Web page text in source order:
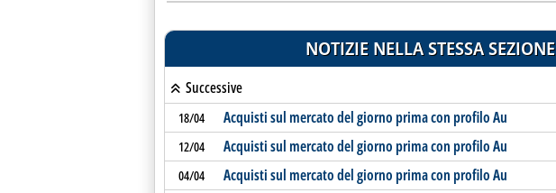
NOTIZIE NELLA STESSA SEZIONE
Successive
18/04 Acquisti sul mercato del giorno prima con profilo Au
12/04 Acquisti sul mercato del giorno prima con profilo Au
04/04 Acquisti sul mercato del giorno prima con profilo Au